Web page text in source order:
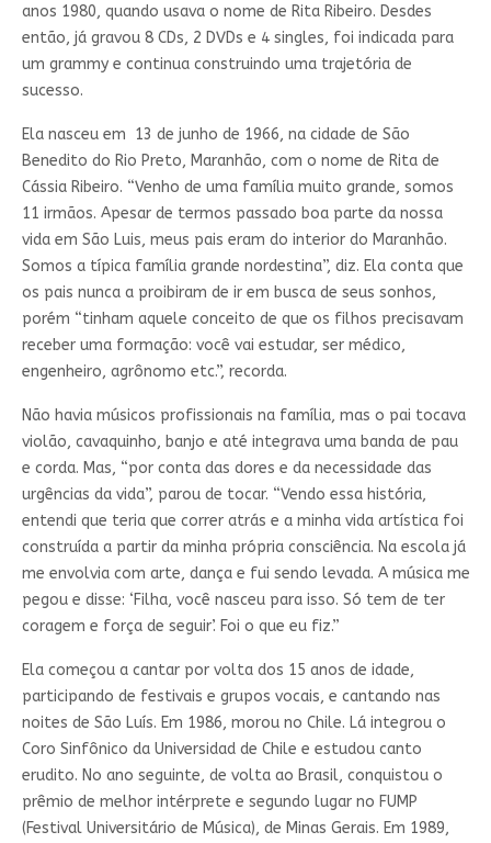
anos 1980, quando usava o nome de Rita Ribeiro. Desdes
então, já gravou 8 CDs, 2 DVDs e 4 singles, foi indicada para
um grammy e continua construindo uma trajetória de
sucesso.
Ela nasceu em 13 de junho de 1966, na cidade de São
Benedito do Rio Preto, Maranhão, com o nome de Rita de
Cássia Ribeiro. “Venho de uma família muito grande, somos
11 irmãos. Apesar de termos passado boa parte da nossa
vida em São Luis, meus pais eram do interior do Maranhão.
Somos a típica família grande nordestina”, diz. Ela conta que
os pais nunca a proibiram de ir em busca de seus sonhos,
porém “tinham aquele conceito de que os filhos precisavam
receber uma formação: você vai estudar, ser médico,
engenheiro, agrônomo etc.”, recorda.
Não havia músicos profissionais na família, mas o pai tocava
violão, cavaquinho, banjo e até integrava uma banda de pau
e corda. Mas, “por conta das dores e da necessidade das
urgências da vida”, parou de tocar. “Vendo essa história,
entendi que teria que correr atrás e a minha vida artística foi
construída a partir da minha própria consciência. Na escola já
me envolvia com arte, dança e fui sendo levada. A música me
pegou e disse: ‘Filha, você nasceu para isso. Só tem de ter
coragem e força de seguir’. Foi o que eu fiz.”
Ela começou a cantar por volta dos 15 anos de idade,
participando de festivais e grupos vocais, e cantando nas
noites de São Luís. Em 1986, morou no Chile. Lá integrou o
Coro Sinfônico da Universidad de Chile e estudou canto
erudito. No ano seguinte, de volta ao Brasil, conquistou o
prêmio de melhor intérprete e segundo lugar no FUMP
(Festival Universitário de Música), de Minas Gerais. Em 1989,